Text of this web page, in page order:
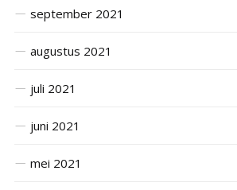
september 2021
augustus 2021
juli 2021
juni 2021
mei 2021